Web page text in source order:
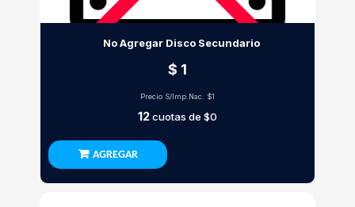
No Agregar Disco Secundario
$ 1
Precio S/Imp.Nac. $1
12cuotas de $0
AGREGAR